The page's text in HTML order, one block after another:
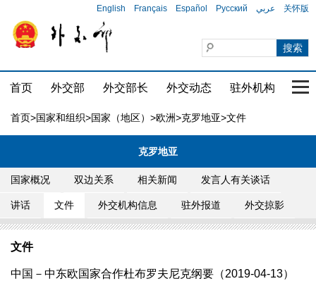
English Français Español Русский عربي 关怀版
首页 外交部 外交部长 外交动态 驻外机构 国
首页>国家和组织>国家（地区） >欧洲>克罗地亚>文件
克罗地亚
国家概况 双边关系 相关新闻 发言人有关谈话
讲话 文件 外交机构信息 驻外报道 外交掠影
文件
中国－中东欧国家合作杜布罗夫尼克纲要（2019-04-13）